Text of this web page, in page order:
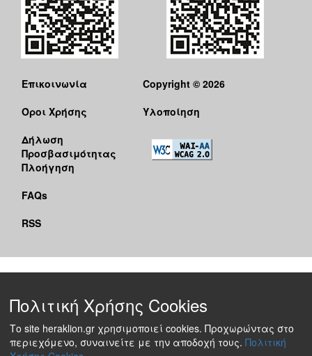
Επικοινωνία
Όροι Χρήσης
Δήλωση
Προσβασιμότητας
Πλοήγηση
FAQs
RSS
Copyright © 2026
Υλοποίηση
Πολιτική Χρήσης Cookies
Το site heraklion.gr χρησιμοποιεί cookies. Προχωρώντας στο
περιεχόμενο, συναινείτε με την αποδοχή τους. Πολιτική